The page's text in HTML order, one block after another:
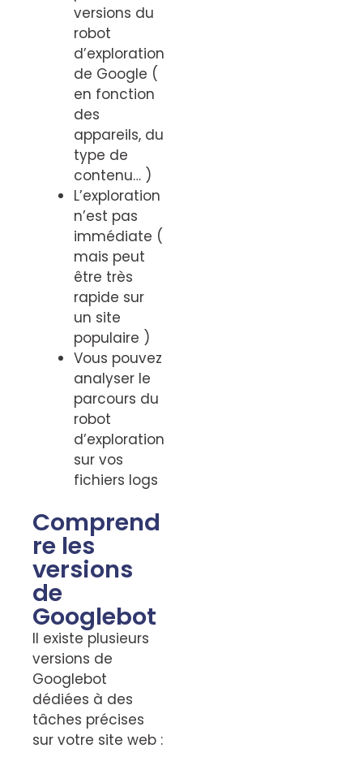
versions du
robot
d’exploration
de Google (
en fonction
des
appareils, du
type de
contenu… )
L’exploration
n’est pas
immédiate (
mais peut
être très
rapide sur
un site
populaire )
Vous pouvez
analyser le
parcours du
robot
d’exploration
sur vos
fichiers logs
Comprend
re les
versions
de
Googlebot
Il existe plusieurs
versions de
Googlebot
dédiées à des
tâches précises
sur votre site web :